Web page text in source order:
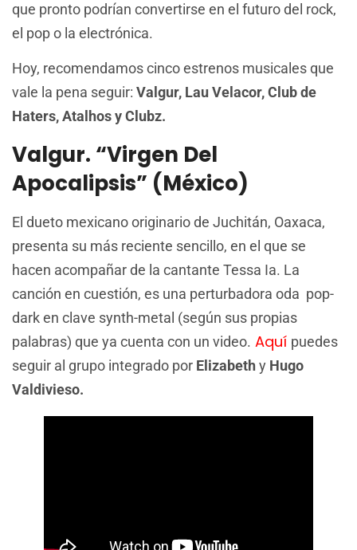
que pronto podrían convertirse en el futuro del rock,
el pop o la electrónica.
Hoy, recomendamos cinco estrenos musicales que
vale la pena seguir: Valgur, Lau Velacor, Club de
Haters, Atalhos y Clubz.
Valgur. “Virgen Del
Apocalipsis” (México)
El dueto mexicano originario de Juchitán, Oaxaca,
presenta su más reciente sencillo, en el que se
hacen acompañar de la cantante Tessa Ia. La
canción en cuestión, es una perturbadora oda pop-
dark en clave synth-metal (según sus propias
palabras) que ya cuenta con un video. Aquí puedes
seguir al grupo integrado por Elizabethy Hugo
Valdivieso.